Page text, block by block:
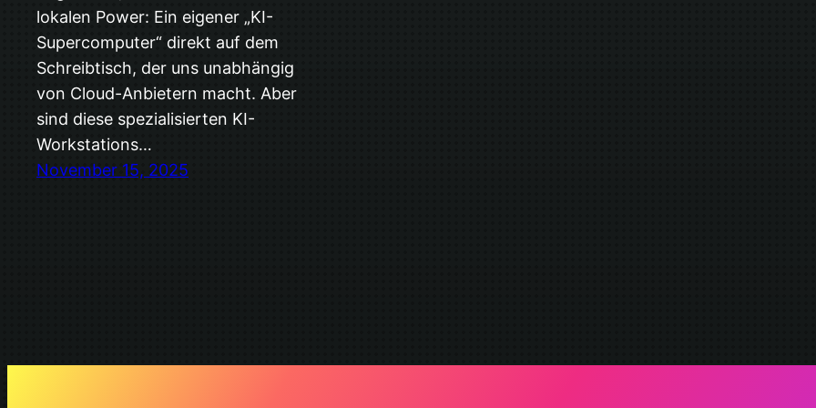
lokalen Power: Ein eigener „KI-
Supercomputer“ direkt auf dem
Schreibtisch, der uns unabhängig
von Cloud-Anbietern macht. Aber
sind diese spezialisierten KI-
Workstations…
November 15, 2025